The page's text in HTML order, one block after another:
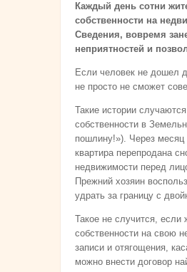
Каждый день сотни
собственности на
Сведения, вовремя
неприятностей и
Если человек не дошел
не просто не сможет
Такие истории
собственности в
пошлину!»). Через месяц
квартира перепродана
недвижимости перед
Прежний хозяин
удрать за границу с
Такое не случится, если
собственности на свою
записи и отягощения,
можно внести договор